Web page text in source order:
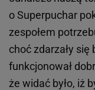
o Superpuchar
zespołem
choć zdarzały się
funkcjonował
że widać było, iż